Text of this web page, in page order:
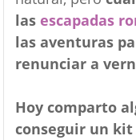
las escapadas
las aventuras
renunciar a
Hoy comparto
conseguir un